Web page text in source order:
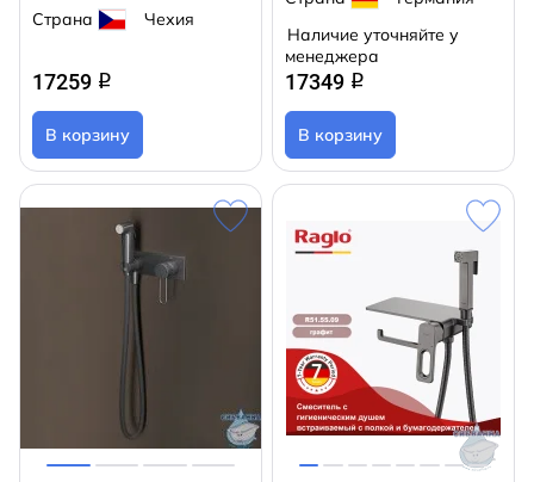
Страна
Чехия
17259 q
В корзину
Наличие уточняйте у
менеджера
17349 q
В корзину